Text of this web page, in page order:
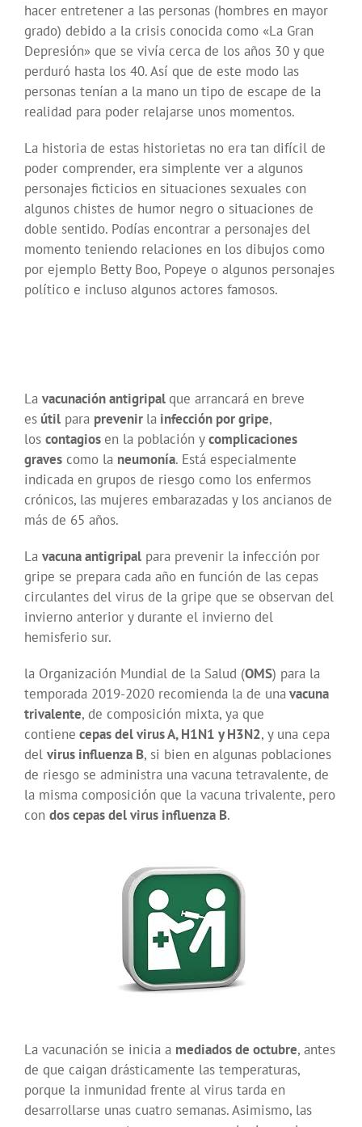
hacer entretener a las personas (hombres en mayor
grado) debido a la crisis conocida como «La Gran
Depresión» que se vivía cerca de los años 30 y que
perduró hasta los 40. Así que de este modo las
personas tenían a la mano un tipo de escape de la
realidad para poder relajarse unos momentos.
La historia de estas historietas no era tan difícil de
poder comprender, era simplente ver a algunos
personajes ficticios en situaciones sexuales con
algunos chistes de humor negro o situaciones de
doble sentido. Podías encontrar a personajes del
momento teniendo relaciones en los dibujos como
por ejemplo Betty Boo, Popeye o algunos personajes
político e incluso algunos actores famosos.
La vacunación antigripalque arrancará en breve
es útil para prevenir la infección por gripe,
los contagios en la población ycomplicaciones
graves como la neumonía. Está especialmente
indicada en grupos de riesgo como los enfermos
crónicos, las mujeres embarazadas y los ancianos de
más de 65 años.
La vacuna antigripal para prevenir la infección por
gripe se prepara cada año en función de las cepas
circulantes del virus de la gripe que se observan del
invierno anterior y durante el invierno del
hemisferio sur.
la Organización Mundial de la Salud (OMS) para la
temporada 2019-2020 recomienda la de unavacuna
trivalente, de composición mixta, ya que
contiene cepas del virus A, H1N1 y H3N2, y una cepa
del virus influenza B, si bien en algunas poblaciones
de riesgo se administra una vacuna tetravalente, de
la misma composición que la vacuna trivalente, pero
con dos cepas del virus influenza B.
La vacunación se inicia a mediados de octubre, antes
de que caigan drásticamente las temperaturas,
porque la inmunidad frente al virus tarda en
desarrollarse unas cuatro semanas. Asimismo, las